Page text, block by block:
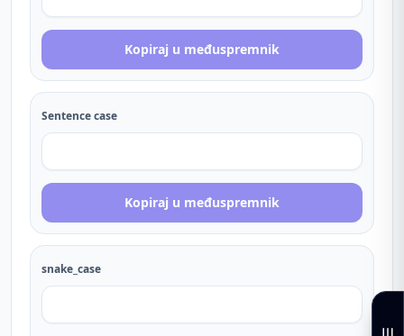
Kopiraj u međuspremnik
Sentence case
Kopiraj u međuspremnik
snake_case